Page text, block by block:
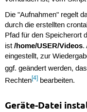
Die "Aufnahmen" regelt
durch die erstellten
Pfad für den Speicherort
ist /home/USER/Videos.
eingestellt, zur
ggf. geändert werden,
Rechten[4]bearbeiten.
Geräte-Datei